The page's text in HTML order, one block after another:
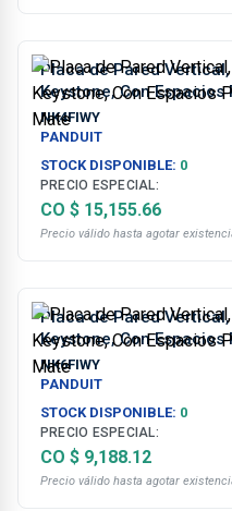
Placa de Pared
Keystone, Con
Mate
NK4FIWY
PANDUIT
STOCK DISPONIBLE: 0
PRECIO ESPECIAL:
CO $ 15,155.66
Precio válido hasta agotar
Placa de Pared
Keystone, Con
Blanco Mate
NK6FIWY
PANDUIT
STOCK DISPONIBLE: 0
PRECIO ESPECIAL:
CO $ 9,188.12
Precio válido hasta agotar